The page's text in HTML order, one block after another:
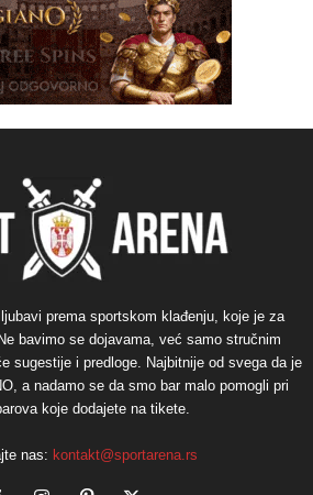
prema sportskom klađenju, koje je za
bavimo se dojavama, već samo stručnim
sugestije i predloge. Najbitnije od svega da je
a nadamo se da smo bar malo pomogli pri
koje dodajete na tikete.
nas: kontakt@sportarena.rs